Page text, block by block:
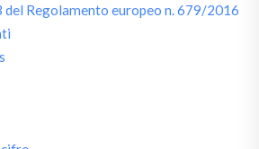
del Regolamento europeo n. 679/2016